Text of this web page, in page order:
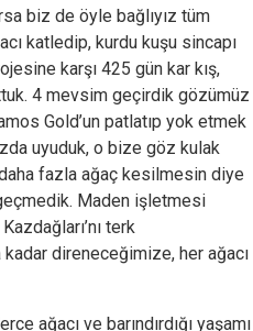
biz de öyle bağlıyız tüm
katledip, kurdu kuşu sincapı
karşı 425 gün kar kış,
4 mevsim geçirdik gözümüz
Gold’un patlatıp yok etmek
uyuduk, o bize göz kulak
fazla ağaç kesilmesin diye
Maden işletmesi
terk
direneceğimize, her ağacı
ağacı ve barındırdığı yaşamı